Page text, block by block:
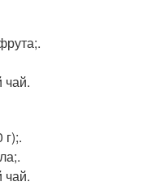
чай.
чай.